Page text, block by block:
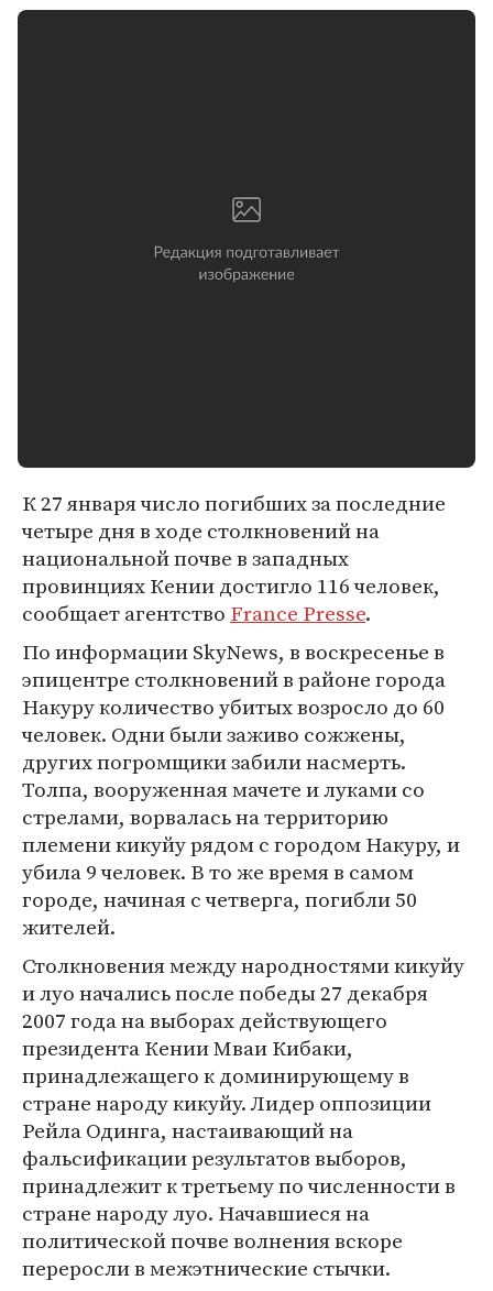
К 27 января число погибших за последние
четыре дня в ходе столкновений на
национальной почве в западных
провинциях Кении достигло 116 человек,
сообщает агентство France Presse.
По информации SkyNews, в воскресенье в
эпицентре столкновений в районе города
Накуру количество убитых возросло до 60
человек. Одни были заживо сожжены,
других погромщики забили насмерть.
Толпа, вооруженная мачете и луками со
стрелами, ворвалась на территорию
племени кикуйу рядом с городом Накуру, и
убила 9 человек. В то же время в самом
городе, начиная с четверга, погибли 50
жителей.
Столкновения между народностями кикуйу
и луо начались после победы 27 декабря
2007 года на выборах действующего
президента Кении Мваи Кибаки,
принадлежащего к доминирующему в
стране народу кикуйу. Лидер оппозиции
Рейла Одинга, настаивающий на
фальсификации результатов выборов,
принадлежит к третьему по численности в
стране народу луо. Начавшиеся на
политической почве волнения вскоре
переросли в межэтнические стычки.